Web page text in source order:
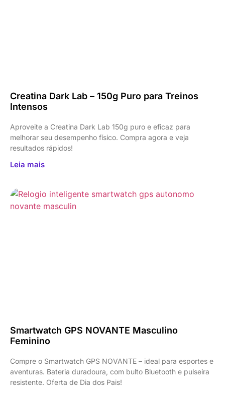
Creatina Dark Lab – 150g Puro para Treinos
Intensos
Aproveite a Creatina Dark Lab 150g puro e eficaz para
melhorar seu desempenho físico. Compra agora e veja
resultados rápidos!
Leia mais
Smartwatch GPS NOVANTE Masculino
Feminino
Compre o Smartwatch GPS NOVANTE – ideal para esportes e
aventuras. Bateria duradoura, com bulto Bluetooth e pulseira
resistente. Oferta de Dia dos Pais!